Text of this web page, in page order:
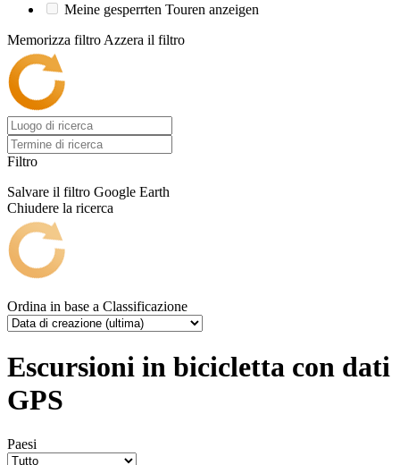
Meine gesperrten Touren anzeigen
Memorizza filtro Azzera il filtro
Filtro
Salvare il filtro Google Earth
Chiudere la ricerca
Ordina in base a Classificazione
Escursioni in bicicletta con dati
GPS
Paesi